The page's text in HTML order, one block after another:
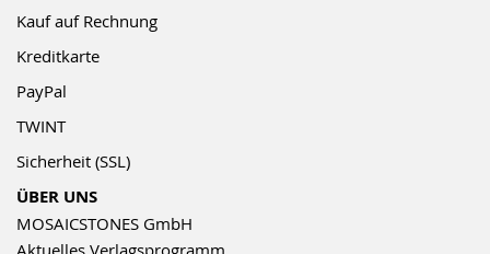
Kauf auf Rechnung
Kreditkarte
PayPal
TWINT
Sicherheit (SSL)
ÜBER UNS
MOSAICSTONES GmbH
Aktuelles Verlagsprogramm